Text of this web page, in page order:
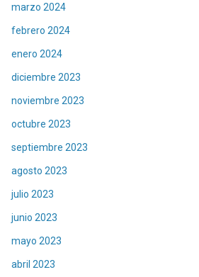
marzo 2024
febrero 2024
enero 2024
diciembre 2023
noviembre 2023
octubre 2023
septiembre 2023
agosto 2023
julio 2023
junio 2023
mayo 2023
abril 2023